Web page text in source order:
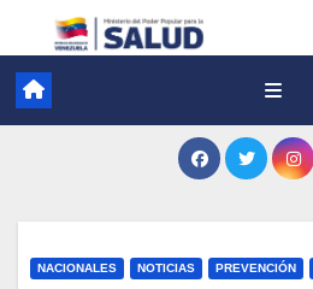
NACIONALES NOTICIAS PREVENCIÓN